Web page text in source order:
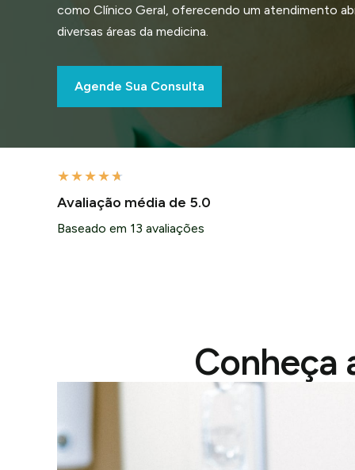
como Clínico Geral, oferecendo um atendimento
diversas áreas da medicina.
Agende Sua Consulta
★★★★★
Avaliação média de 5.0
Baseado em 13 avaliações
Conheça